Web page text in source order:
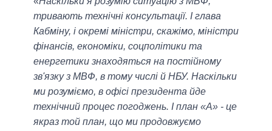
тривають технічні консультації. І глава
Кабміну, і окремі міністри, скажімо, міністри
фінансів, економіки, соцполітики та
енергетики знаходяться на постійному
зв'язку з МВФ, в тому числі й НБУ. Наскільки
ми розуміємо, в офісі президента йде
технічний процес погоджень. І план «А» - це
якраз той план, що ми продовжуємо